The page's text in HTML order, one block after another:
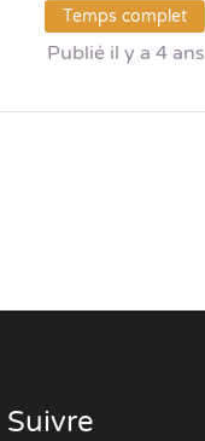
Temps complet
Publié il y a 4 ans